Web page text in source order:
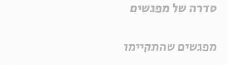
סדרה של מפגשים
מפגשים שהתקיימו